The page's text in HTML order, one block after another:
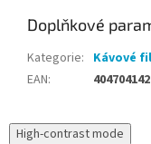
Doplňkové
Kategorie: Kávové
EAN:
High-contrast mode